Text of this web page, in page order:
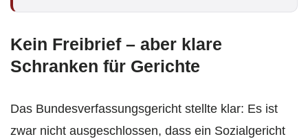
Kein Freibrief – aber klare
Schranken für Gerichte
Das Bundesverfassungsgericht stellte klar: Es ist
zwar nicht ausgeschlossen, dass ein Sozialgericht